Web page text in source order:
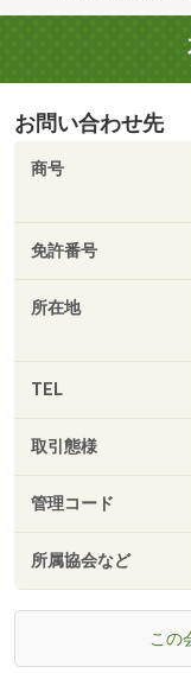
お問い合わせ先
商号
免許番号
所在地
TEL
取引態様
管理コード
所属協会など
この